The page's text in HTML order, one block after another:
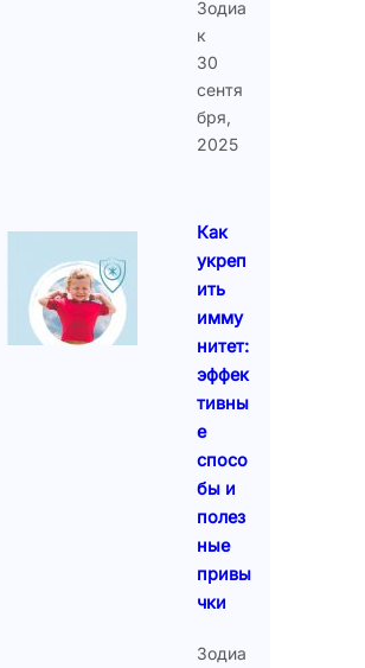
Зодиа
к
30
сентя
бря,
2025
Как
укреп
ить
имму
нитет:
эффек
тивны
е
спосо
бы и
полез
ные
привы
чки
Зодиа